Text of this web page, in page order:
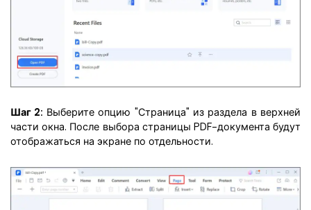
Шаг 2: Выберите опцию "Страница" из раздела в верхней
части окна. После выбора страницы PDF-документа будут
отображаться на экране по отдельности.